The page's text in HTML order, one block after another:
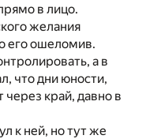
в лицо.
желания
его ошеломив.
а в
что дни юности,
через край, давно в
к ней, но тут же